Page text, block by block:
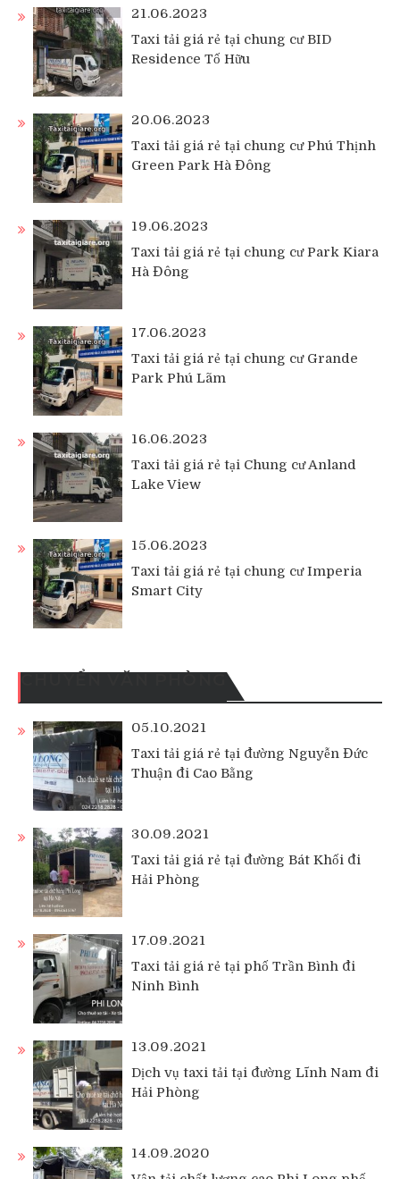
21.06.2023
Taxi tải giá rẻ tại chung cư BID
Residence Tố Hữu
20.06.2023
Taxi tải giá rẻ tại chung cư Phú Thịnh
Green Park Hà Đông
19.06.2023
Taxi tải giá rẻ tại chung cư Park Kiara
Hà Đông
17.06.2023
Taxi tải giá rẻ tại chung cư Grande
Park Phú Lãm
16.06.2023
Taxi tải giá rẻ tại Chung cư Anland
Lake View
15.06.2023
Taxi tải giá rẻ tại chung cư Imperia
Smart City
05.10.2021
Taxi tải giá rẻ tại đường Nguyễn Đức
Thuận đi Cao Bằng
30.09.2021
Taxi tải giá rẻ tại đường Bát Khối đi
Hải Phòng
17.09.2021
Taxi tải giá rẻ tại phố Trần Bình đi
Ninh Bình
13.09.2021
Dịch vụ taxi tải tại đường Lĩnh Nam đi
Hải Phòng
14.09.2020